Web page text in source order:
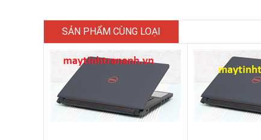
SẢN PHẨM CÙNG LOẠI